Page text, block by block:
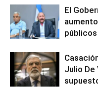
El
Julio De